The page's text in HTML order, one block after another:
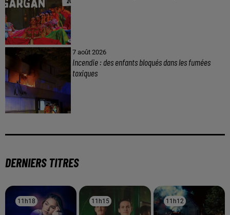
7 août 2026
Incendie : des enfants bloqués dans les fumées
toxiques
DERNIERS TITRES
11h18
11h18 11h15
11h15 11h12
11h12